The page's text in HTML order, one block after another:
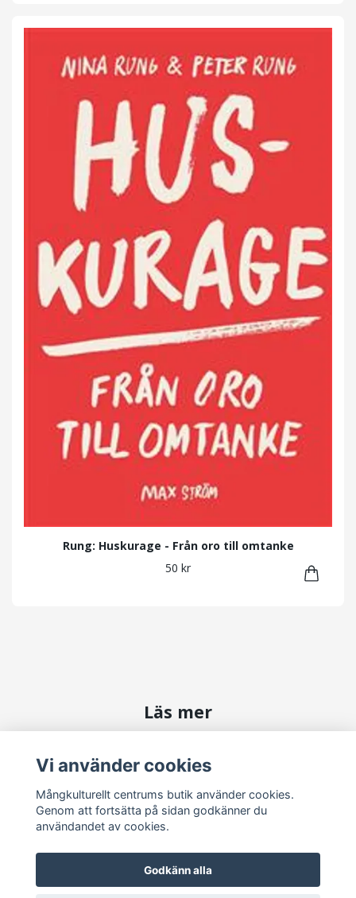
Rung: Huskurage - Från oro till omtanke
50 kr
Läs mer
Köpvillkor
Sociala medier
Vi använder cookies
Mångkulturellt centrums butik använder cookies.
Genom att fortsätta på sidan godkänner du
användandet av cookies.
Godkänn alla